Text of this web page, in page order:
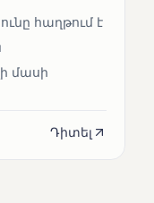
հաղթում է
մասի
Դիտել